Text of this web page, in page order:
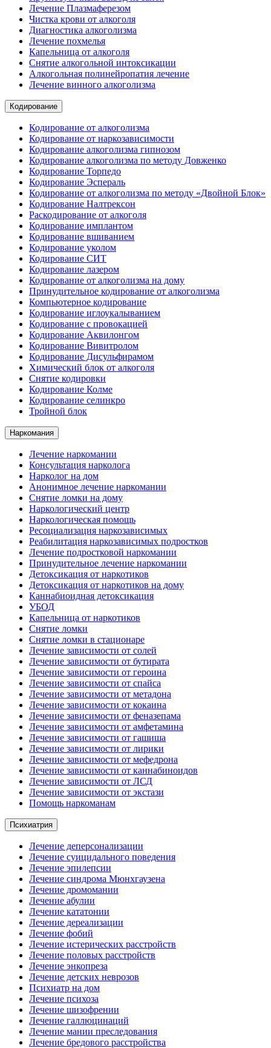
Лечение Плазмаферезом
Чистка крови от алкоголя
Диагностика алкоголизма
Лечение похмелья
Капельница от алкоголя
Снятие алкогольной интоксикации
Алкогольная полинейропатия лечение
Лечение винного алкоголизма
Кодирование
Кодирование от алкоголизма
Кодирование от наркозависимости
Кодирование алкоголизма гипнозом
Кодирование алкоголизма по методу Довженко
Кодирование Торпедо
Кодирование Эспераль
Кодирование от алкоголизма по методу «Двойной Блок»
Кодирование Налтрексон
Раскодирование от алкоголя
Кодирование имплантом
Кодирование вшиванием
Кодирование уколом
Кодирование СИТ
Кодирование лазером
Кодирование от алкоголизма на дому
Принудительное кодирование от алкоголизма
Компьютерное кодирование
Кодирование иглоукалыванием
Кодирование с провокацией
Кодирование Аквилонгом
Кодирование Вивитролом
Кодирование Дисульфирамом
Химический блок от алкоголя
Снятие кодировки
Кодирование Колме
Кодирование селинкро
Тройной блок
Наркомания
Лечение наркомании
Консультация нарколога
Нарколог на дом
Анонимное лечение наркомании
Снятие ломки на дому
Наркологический центр
Наркологическая помощь
Ресоциализация наркозависимых
Реабилитация наркозависимых подростков
Лечение подростковой наркомании
Принудительное лечение наркомании
Детоксикация от наркотиков
Детоксикация от наркотиков на дому
Каннабиоидная детоксикация
УБОД
Капельница от наркотиков
Снятие ломки
Снятие ломки в стационаре
Лечение зависимости от солей
Лечение зависимости от бутирата
Лечение зависимости от героина
Лечение зависимости от спайса
Лечение зависимости от метадона
Лечение зависимости от кокаина
Лечение зависимости от феназепама
Лечение зависимости от амфетамина
Лечение зависимости от гашиша
Лечение зависимости от лирики
Лечение зависимости от мефедрона
Лечение зависимости от каннабиноидов
Лечение зависимости от ЛСД
Лечение зависимости от экстази
Помощь наркоманам
Психиатрия
Лечение деперсонализации
Лечение суицидального поведения
Лечение эпилепсии
Лечение синдрома Мюнхгаузена
Лечение дромомании
Лечение абулии
Лечение кататонии
Лечение дереализации
Лечение фобий
Лечение истерических расстройств
Лечение половых расстройств
Лечение энкопреза
Лечение детских неврозов
Психиатр на дом
Лечение психоза
Лечение шизофрении
Лечение галлюцинаций
Лечение мании преследования
Лечение бредового расстройства